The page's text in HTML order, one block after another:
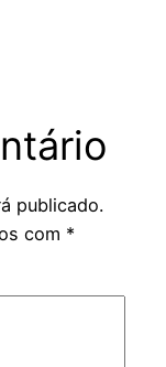
publicado.
com *